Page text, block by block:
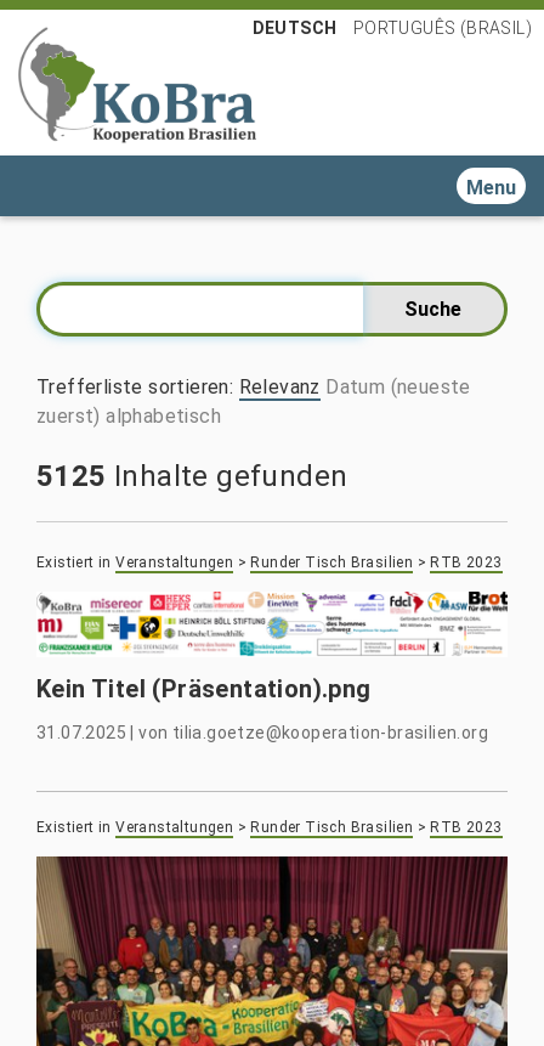
DEUTSCH PORTUGUÊS (BRASIL)
Toggle
Trefferliste sortieren: Relevanz Datum (neueste
zuerst) alphabetisch
5125 Inhalte gefunden
Existiert in Veranstaltungen > Runder Tisch Brasilien > RTB 2023
Kein Titel (Präsentation).png
31.07.2025 |von tilia.goetze@kooperation-brasilien.org
Existiert in Veranstaltungen > Runder Tisch Brasilien > RTB 2023